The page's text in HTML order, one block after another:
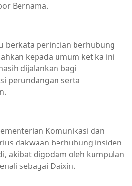
Bernama.
berkata perincian berhubung
kepada umum ketika ini
dijalankan bagi
perundangan serta
Komunikasi dan
dakwaan berhubung insiden
akibat digodam oleh kumpulan
sebagai Daixin.